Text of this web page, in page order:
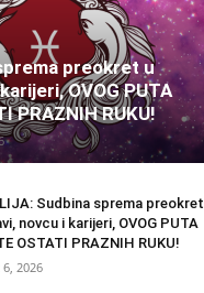
preokret u
OVOG PUTA
PRAZNIH RUKU!
Sudbina sprema preokret
novcu i karijeri, OVOG PUTA
OSTATI PRAZNIH RUKU!
2026